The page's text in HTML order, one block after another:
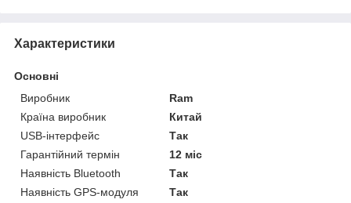
Характеристики
Основні
Виробник
Ram
Країна виробник
Китай
USB-інтерфейс
Так
Гарантійний термін
12 міс
Наявність Bluetooth
Так
Наявність GPS-модуля
Так